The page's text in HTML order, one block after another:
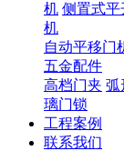
机 侧置式平
机
自动平移门
五金配件
高档门夹 弧
璃门锁
工程案例
联系我们